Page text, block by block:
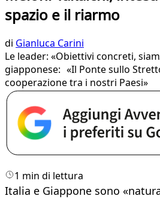
spazio e il riarmo
di Gianluca Carini
Le leader: «Obiettivi concreti,
giapponese: «Il Ponte sullo
cooperazione tra i nostri Paesi»
1 min di lettura
Italia e Giappone sono